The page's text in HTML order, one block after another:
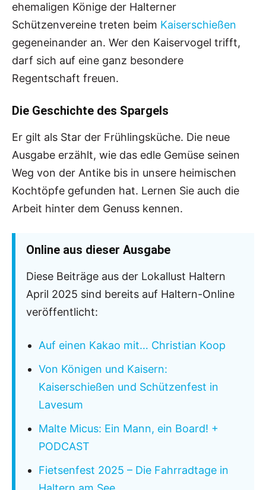
ehemaligen Könige der Halterner
Schützenvereine treten beim Kaiserschießen
gegeneinander an. Wer den Kaiservogel trifft,
darf sich auf eine ganz besondere
Regentschaft freuen.
Die Geschichte des Spargels
Er gilt als Star der Frühlingsküche. Die neue
Ausgabe erzählt, wie das edle Gemüse seinen
Weg von der Antike bis in unsere heimischen
Kochtöpfe gefunden hat. Lernen Sie auch die
Arbeit hinter dem Genuss kennen.
Online aus dieser Ausgabe
Diese Beiträge aus der Lokallust Haltern
April 2025 sind bereits auf Haltern-Online
veröffentlicht:
Auf einen Kakao mit… Christian Koop
Von Königen und Kaisern:
Kaiserschießen und Schützenfest in
Lavesum
Malte Micus: Ein Mann, ein Board! +
PODCAST
Fietsenfest 2025 – Die Fahrradtage in